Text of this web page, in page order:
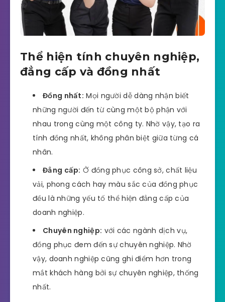
Thể hiện tính chuyên nghiệp,
đẳng cấp và đồng nhất
Đồng nhất: Mọi người dễ dàng nhận biết
những người đến từ cùng một bộ phận với
nhau trong cùng một công ty. Nhờ vậy, tạo ra
tính đồng nhất, không phân biệt giữa từng cá
nhân.
Đẳng cấp: Ở đồng phục công sở, chất liệu
vải, phong cách hay màu sắc của đồng phục
đều là những yếu tố thể hiện đẳng cấp của
doanh nghiệp.
Chuyên nghiệp: với các ngành dịch vụ,
đồng phục đem đến sự chuyên nghiệp. Nhờ
vậy, doanh nghiệp cũng ghi điểm hơn trong
mắt khách hàng bởi sự chuyên nghiệp, thống
nhất.